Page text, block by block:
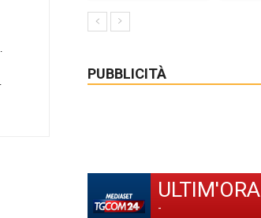
PUBBLICITÀ
ULTIM'ORA
-